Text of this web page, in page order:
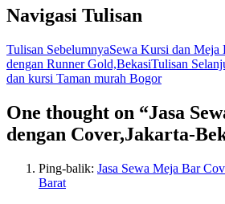
Navigasi Tulisan
Tulisan SebelumnyaSewa Kursi dan
dengan Runner Gold,BekasiTulisan
dan kursi Taman murah Bogor
One thought on “Jasa
dengan Cover,Jakarta-
Ping-balik: Jasa Sewa Meja Bar
Barat